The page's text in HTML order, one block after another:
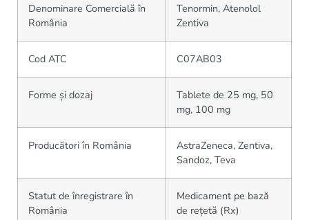
Denominare Comercială în
România
Tenormin, Atenolol
Zentiva
Cod ATC C07AB03
Forme și dozaj
Tablete de 25 mg, 50
mg, 100 mg
Producători în România
AstraZeneca, Zentiva,
Sandoz, Teva
Statut de înregistrare în
România
Medicament pe bază
de rețetă (Rx)